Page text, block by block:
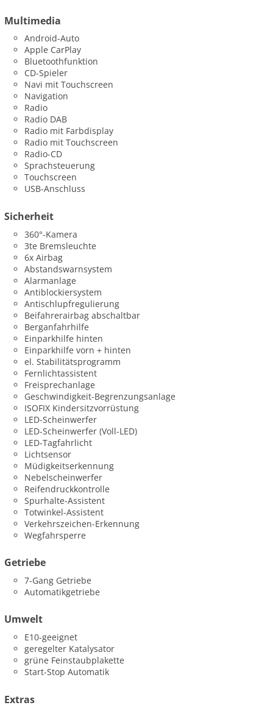
Multimedia
Android-Auto
Apple CarPlay
Bluetoothfunktion
CD-Spieler
Navi mit Touchscreen
Navigation
Radio
Radio DAB
Radio mit Farbdisplay
Radio mit Touchscreen
Radio-CD
Sprachsteuerung
Touchscreen
USB-Anschluss
Sicherheit
360°-Kamera
3te Bremsleuchte
6x Airbag
Abstandswarnsystem
Alarmanlage
Antiblockiersystem
Antischlupfregulierung
Beifahrerairbag abschaltbar
Berganfahrhilfe
Einparkhilfe hinten
Einparkhilfe vorn + hinten
el. Stabilitätsprogramm
Fernlichtassistent
Freisprechanlage
Geschwindigkeit-Begrenzungsanlage
ISOFIX Kindersitzvorrüstung
LED-Scheinwerfer
LED-Scheinwerfer (Voll-LED)
LED-Tagfahrlicht
Lichtsensor
Müdigkeitserkennung
Nebelscheinwerfer
Reifendruckkontrolle
Spurhalte-Assistent
Totwinkel-Assistent
Verkehrszeichen-Erkennung
Wegfahrsperre
Getriebe
7-Gang Getriebe
Automatikgetriebe
Umwelt
E10-geeignet
geregelter Katalysator
grüne Feinstaubplakette
Start-Stop Automatik
Extras